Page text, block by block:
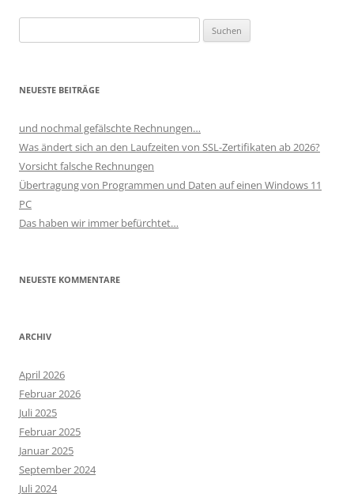
nach:
NEUESTE BEITRÄGE
und nochmal gefälschte Rechnungen…
Was ändert sich an den Laufzeiten von SSL-Zertifikaten ab 2026?
Vorsicht falsche Rechnungen
Übertragung von Programmen und Daten auf einen Windows 11
PC
Das haben wir immer befürchtet…
NEUESTE KOMMENTARE
ARCHIV
April 2026
Februar 2026
Juli 2025
Februar 2025
Januar 2025
September 2024
Juli 2024